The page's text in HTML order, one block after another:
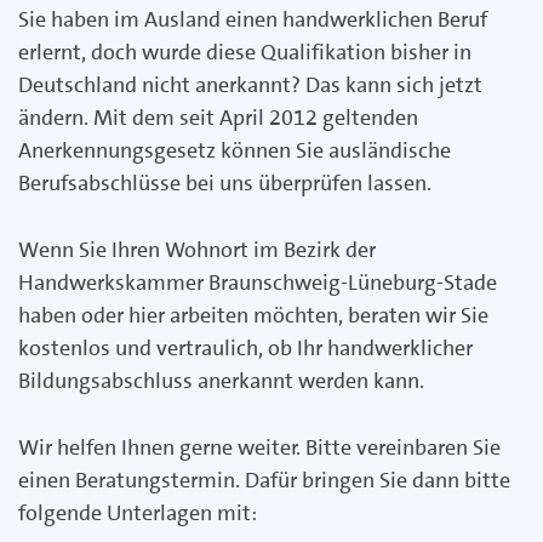
Sie haben im Ausland einen handwerklichen Beruf
erlernt, doch wurde diese Qualifikation bisher in
Deutschland nicht anerkannt? Das kann sich jetzt
ändern. Mit dem seit April 2012 geltenden
Anerkennungsgesetz können Sie ausländische
Berufsabschlüsse bei uns überprüfen lassen.
Wenn Sie Ihren Wohnort im Bezirk der
Handwerkskammer Braunschweig-Lüneburg-Stade
haben oder hier arbeiten möchten, beraten wir Sie
kostenlos und vertraulich, ob Ihr handwerklicher
Bildungsabschluss anerkannt werden kann.
Wir helfen Ihnen gerne weiter. Bitte vereinbaren Sie
einen Beratungstermin. Dafür bringen Sie dann bitte
folgende Unterlagen mit: